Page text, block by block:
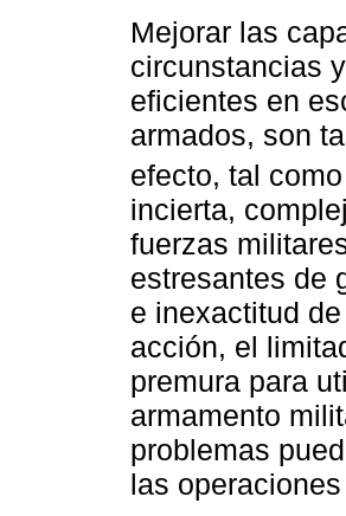
Mejorar las
circunstancias
eficientes en
armados, son
efecto, tal
incierta,
fuerzas
estresantes de
e inexactitud
acción, el
premura para
armamento
problemas
las